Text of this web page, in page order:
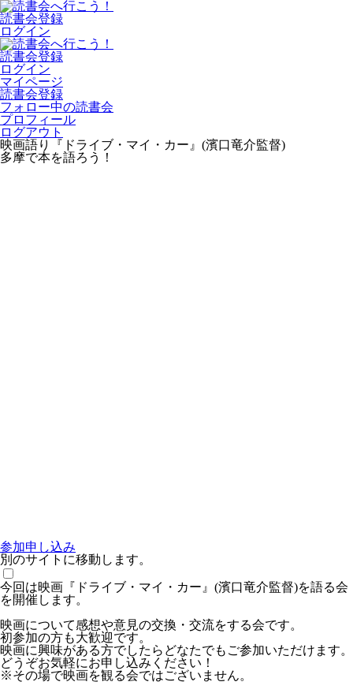
読書会登録
ログイン
読書会登録
ログイン
マイページ
読書会登録
フォロー中の読書会
プロフィール
ログアウト
映画語り『ドライブ・マイ・カー』(濱口竜介監督)
多摩で本を語ろう！
参加申し込み
別のサイトに移動します。
今回は映画『ドライブ・マイ・カー』(濱口竜介監督)を語る会
を開催します。
映画について感想や意見の交換・交流をする会です。
初参加の方も大歓迎です。
映画に興味がある方でしたらどなたでもご参加いただけます。
どうぞお気軽にお申し込みください！
※その場で映画を観る会ではございません。